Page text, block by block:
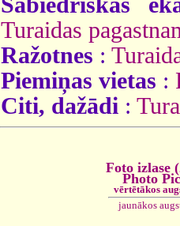
Turaidas
Ražotnes :
Piemiņas vietas :
Citi, dažādi :
Foto izlase
Photo
vērtētākos
jaunākos